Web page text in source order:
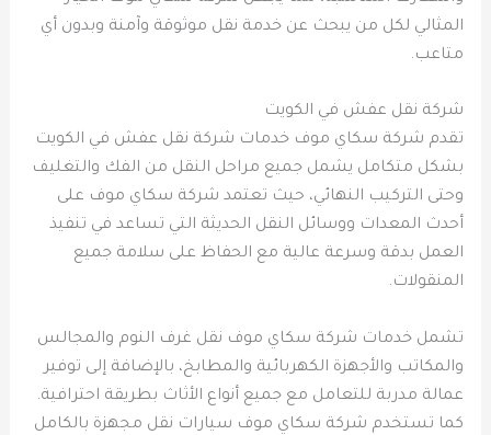
المثالي لكل من يبحث عن خدمة نقل موثوقة وآمنة وبدون أي
متاعب.
شركة نقل عفش في الكويت
تقدم شركة سكاي موف خدمات شركة نقل عفش في الكويت
بشكل متكامل يشمل جميع مراحل النقل من الفك والتغليف
وحتى التركيب النهائي، حيث تعتمد شركة سكاي موف على
أحدث المعدات ووسائل النقل الحديثة التي تساعد في تنفيذ
العمل بدقة وسرعة عالية مع الحفاظ على سلامة جميع
المنقولات.
تشمل خدمات شركة سكاي موف نقل غرف النوم والمجالس
والمكاتب والأجهزة الكهربائية والمطابخ، بالإضافة إلى توفير
عمالة مدربة للتعامل مع جميع أنواع الأثاث بطريقة احترافية.
كما تستخدم شركة سكاي موف سيارات نقل مجهزة بالكامل